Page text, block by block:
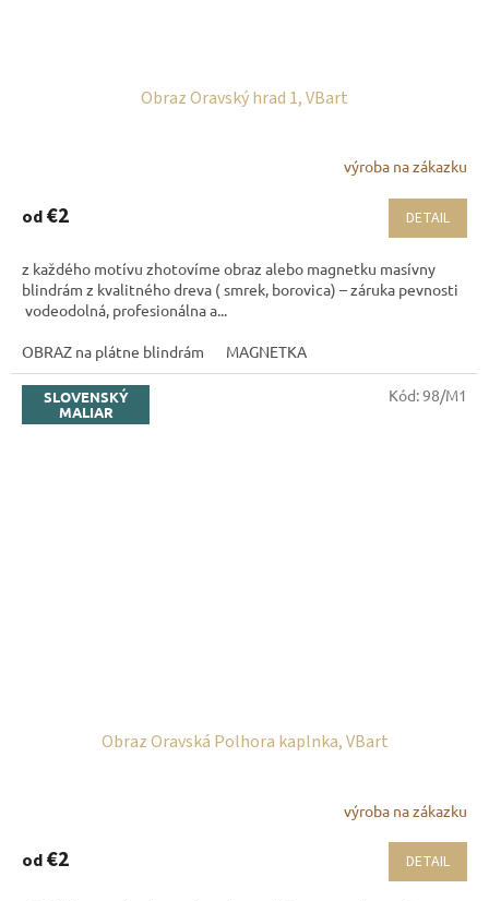
Obraz Oravský hrad 1, VBart
výroba na zákazku
od€2 DETAIL
z každého motívu zhotovíme obraz alebo magnetku masívny
blindrám z kvalitného dreva ( smrek, borovica) – záruka pevnosti
vodeodolná, profesionálna a...
OBRAZ na plátne blindrám MAGNETKA
SLOVENSKÝ
MALIAR
Obraz Oravská Polhora kaplnka, VBart
výroba na zákazku
od€2 DETAIL
Kód:98/M1